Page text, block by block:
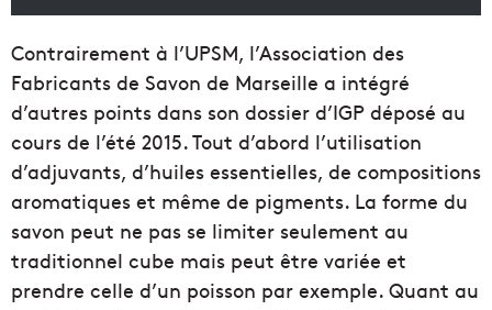
Contrairement à l’UPSM, l’Association des
Fabricants de Savon de Marseille a intégré
d’autres points dans son dossier d’IGP déposé au
cours de l’été 2015. Tout d’abord l’utilisation
d’adjuvants, d’huiles essentielles, de compositions
aromatiques et même de pigments. La forme du
savon peut ne pas se limiter seulement au
traditionnel cube mais peut être variée et
prendre celle d’un poisson par exemple. Quant au